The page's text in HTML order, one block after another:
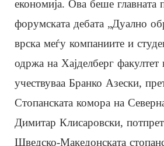
економија. Ова беше главната
форумската дебата „Дуално
врска меѓу компаниите и
одржа на Хајделберг факултет
учествуваа Бранко Азески,
Стопанската комора на
Димитар Клисаровски,
Шведско-Македонската